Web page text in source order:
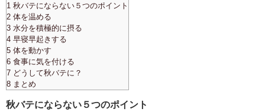
1 秋バテにならない５つのポイント
2 体を温める
3 水分を積極的に摂る
4 早寝早起きする
5 体を動かす
6 食事に気を付ける
7 どうして秋バテに？
8 まとめ
秋バテにならない５つのポイント